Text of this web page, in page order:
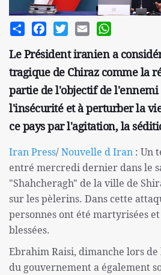
Share FacebookTwitterEmail
Le Président iranien a
tragique de Chiraz comme la
partie de l'objectif de l'ennemi
l'insécurité et à perturber la
ce pays par l'agitation, la
Iran Press/Nouvelle d Iran : Un
entré mercredi dernier dans le
"Shahcheragh" de la ville de
sur les pèlerins. Dans cette
personnes ont été martyrisées
blessées.
Ebrahim Raisi, dimanche lors
du gouvernement a également